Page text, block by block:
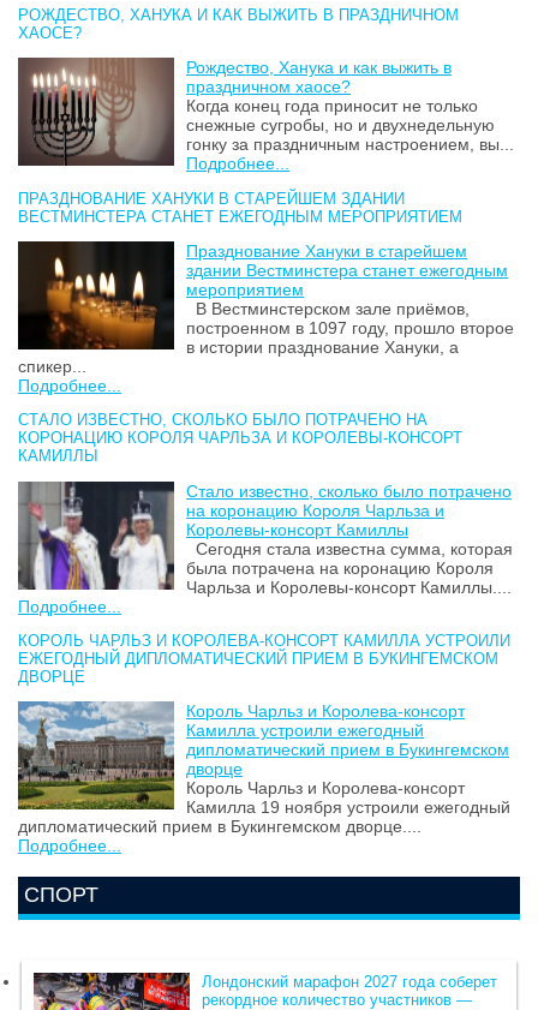
РОЖДЕСТВО, ХАНУКА И КАК ВЫЖИТЬ В ПРАЗДНИЧНОМ
ХАОСЕ?
Рождество, Ханука и как выжить в
праздничном хаосе?
Когда конец года приносит не только
снежные сугробы, но и двухнедельную
гонку за праздничным настроением, вы...
Подробнее...
ПРАЗДНОВАНИЕ ХАНУКИ В СТАРЕЙШЕМ ЗДАНИИ
ВЕСТМИНСТЕРА СТАНЕТ ЕЖЕГОДНЫМ МЕРОПРИЯТИЕМ
Празднование Хануки в старейшем
здании Вестминстера станет ежегодным
мероприятием
В Вестминстерском зале приёмов,
построенном в 1097 году, прошло второе
в истории празднование Хануки, а
спикер...
Подробнее...
СТАЛО ИЗВЕСТНО, СКОЛЬКО БЫЛО ПОТРАЧЕНО НА
КОРОНАЦИЮ КОРОЛЯ ЧАРЛЬЗА И КОРОЛЕВЫ-КОНСОРТ
КАМИЛЛЫ
Стало известно, сколько было потрачено
на коронацию Короля Чарльза и
Королевы-консорт Камиллы
Сегодня стала известна сумма, которая
была потрачена на коронацию Короля
Чарльза и Королевы-консорт Камиллы....
Подробнее...
КОРОЛЬ ЧАРЛЬЗ И КОРОЛЕВА-КОНСОРТ КАМИЛЛА УСТРОИЛИ
ЕЖЕГОДНЫЙ ДИПЛОМАТИЧЕСКИЙ ПРИЕМ В БУКИНГЕМСКОМ
ДВОРЦЕ
Король Чарльз и Королева-консорт
Камилла устроили ежегодный
дипломатический прием в Букингемском
дворце
Король Чарльз и Королева-консорт
Камилла 19 ноября устроили ежегодный
дипломатический прием в Букингемском дворце....
Подробнее...
СПОРТ
Лондонский марафон 2027 года соберет
рекордное количество участников —